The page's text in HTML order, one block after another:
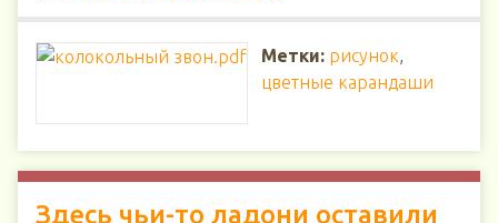
Метки: рисунок,
цветные карандаши
Здесь чьи-то ладони оставили